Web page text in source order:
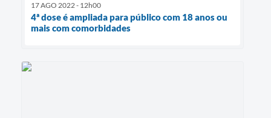
17 AGO 2022 - 12h00
4ª dose é ampliada para público com 18 anos ou
mais com comorbidades